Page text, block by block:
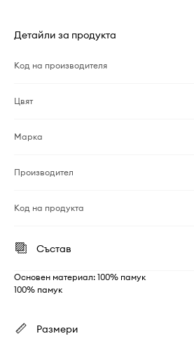
Детайли за продукта
Код на производителя
Цвят
Марка
Производител
Код на продукта
Състав
Основен материал: 100% памук
100% памук
Размери